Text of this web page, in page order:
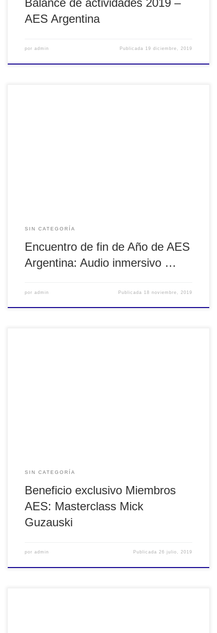
Balance de actividades 2019 –
AES Argentina
por admin Publicada 19 diciembre, 2019
SIN CATEGORÍA
Encuentro de fin de Año de AES
Argentina: Audio inmersivo …
por admin Publicada 18 noviembre, 2019
SIN CATEGORÍA
Beneficio exclusivo Miembros
AES: Masterclass Mick
Guzauski
por admin Publicada26 julio, 2019